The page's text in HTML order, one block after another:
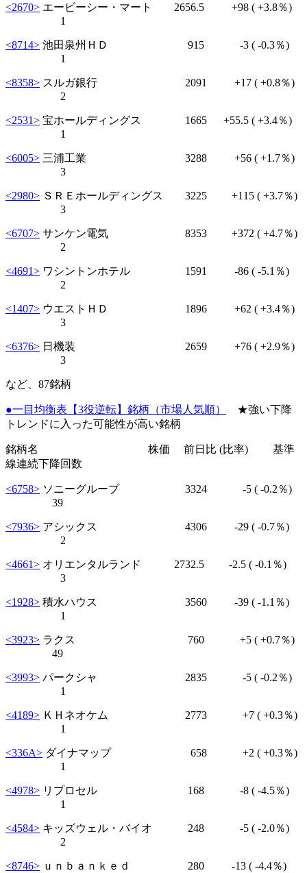
<2670> エービーシー・マート 2656.5 +98 ( +3.8％)
1
<8714> 池田泉州ＨＤ 915 -3 ( -0.3％)
1
<8358> スルガ銀行 2091 +17 ( +0.8％)
2
<2531> 宝ホールディングス 1665 +55.5 ( +3.4％)
1
<6005> 三浦工業 3288 +56 ( +1.7％)
3
<2980> ＳＲＥホールディングス 3225 +115 ( +3.7％)
3
<6707> サンケン電気 8353 +372 ( +4.7％)
2
<4691> ワシントンホテル 1591 -86 ( -5.1％)
2
<1407> ウエストＨＤ 1896 +62 ( +3.4％)
3
<6376> 日機装 2659 +76 ( +2.9％)
3
など、87銘柄
●一目均衡表【3役逆転】銘柄（市場人気順）
★強い下降
トレンドに入った可能性が高い銘柄
銘柄名 株価 前日比 (比率) 基準
線連続下降回数
<6758> ソニーグループ 3324 -5 ( -0.2％)
39
<7936> アシックス 4306 -29 ( -0.7％)
2
<4661> オリエンタルランド 2732.5 -2.5 ( -0.1％)
3
<1928> 積水ハウス 3560 -39 ( -1.1％)
1
<3923> ラクス 760 +5 ( +0.7％)
49
<3993> パークシャ 2835 -5 ( -0.2％)
1
<4189> ＫＨネオケム 2773 +7 ( +0.3％)
1
<336A> ダイナマップ 658 +2 ( +0.3％)
1
<4978> リプロセル 168 -8 ( -4.5％)
1
<4584> キッズウェル・バイオ 248 -5 ( -2.0％)
2
<8746> ｕｎｂａｎｋｅｄ 280 -13 ( -4.4％)